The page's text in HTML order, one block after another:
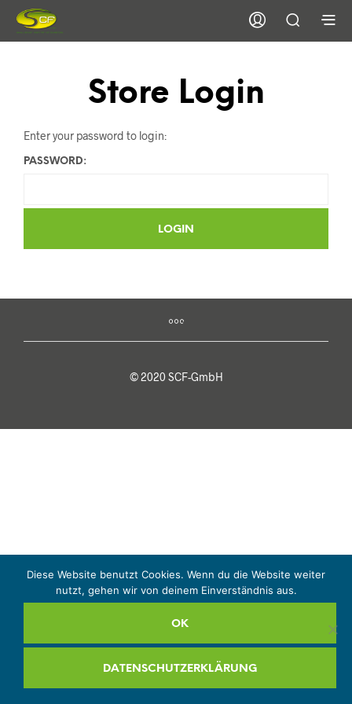
Store Login
Enter your password to login:
PASSWORD:
© 2020 SCF-GmbH
Diese Website benutzt Cookies. Wenn du die Website weiter
nutzt, gehen wir von deinem Einverständnis aus.
OK
DATENSCHUTZERKLÄRUNG